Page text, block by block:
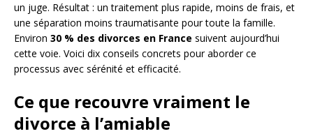
un juge. Résultat : un traitement plus rapide, moins de frais, et
une séparation moins traumatisante pour toute la famille.
Environ 30 % des divorces en France suivent aujourd’hui
cette voie. Voici dix conseils concrets pour aborder ce
processus avec sérénité et efficacité.
Ce que recouvre vraiment le
divorce à l’amiable